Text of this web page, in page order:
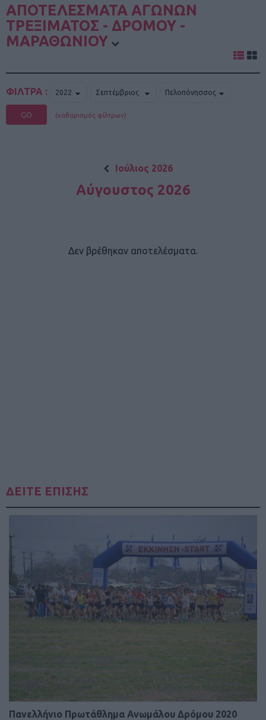
ΑΠΟΤΕΛΕΣΜΑΤΑ ΑΓΩΝΩΝ
ΤΡΕΞΙΜΑΤΟΣ - ΔΡΟΜΟΥ -
ΜΑΡΑΘΩΝΙΟΥ
ΦΙΛΤΡΑ :
GO (καθαρισμός φίλτρων)
Ιούλιος 2026
Αύγουστος 2026
Δεν βρέθηκαν αποτελέσματα.
ΔΕΙΤΕ ΕΠΙΣΗΣ
Πανελλήνιο Πρωτάθλημα Ανωμάλου Δρόμου 2020